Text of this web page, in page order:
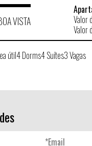
VISTA
Valor
Valor
útil4 Dorms4 Suítes3 Vagas